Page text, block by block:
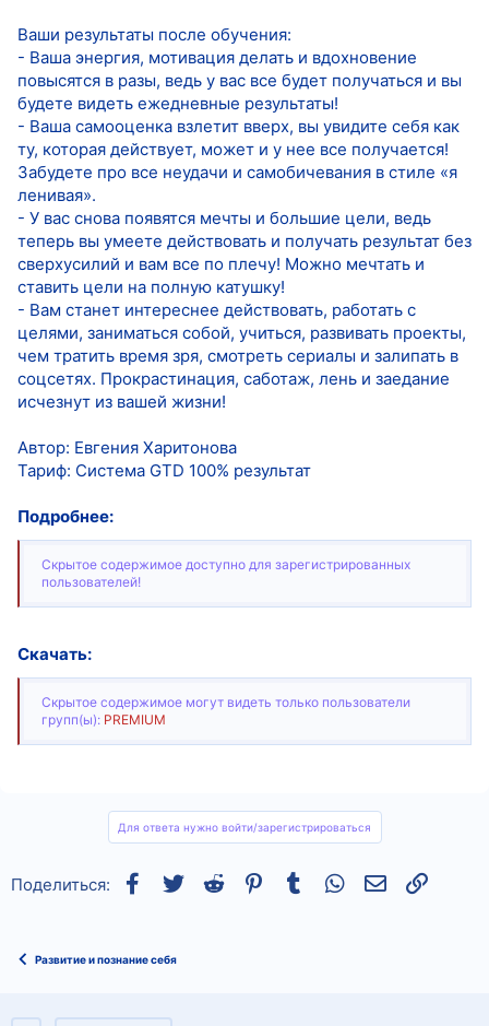
Ваши результаты после обучения:
- Ваша энергия, мотивация делать и вдохновение
повысятся в разы, ведь у вас все будет получаться и вы
будете видеть ежедневные результаты!
- Ваша самооценка взлетит вверх, вы увидите себя как
ту, которая действует, может и у нее все получается!
Забудете про все неудачи и самобичевания в стиле «я
ленивая».
- У вас снова появятся мечты и большие цели, ведь
теперь вы умеете действовать и получать результат без
сверхусилий и вам все по плечу! Можно мечтать и
ставить цели на полную катушку!
- Вам станет интереснее действовать, работать с
целями, заниматься собой, учиться, развивать проекты,
чем тратить время зря, смотреть сериалы и залипать в
соцсетях. Прокрастинация, саботаж, лень и заедание
исчезнут из вашей жизни!
Автор: Евгения Харитонова
Тариф: Система GTD 100% результат
Подробнее:
Скрытое содержимое доступно для зарегистрированных
пользователей!
Скачать:
Скрытое содержимое могут видеть только пользователи
групп(ы): PREMIUM
Для ответа нужно войти/зарегистрироваться
Поделиться: Facebook
TwitterReddit Pinterest
Tumblr WhatsAppСсылка
Развитие и познание себя